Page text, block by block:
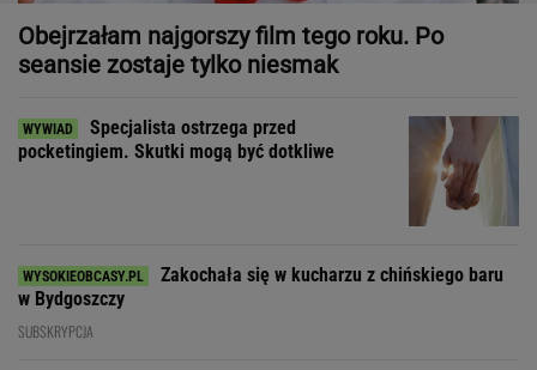
Obejrzałam najgorszy film tego roku. Po
seansie zostaje tylko niesmak
Specjalista ostrzega przed
pocketingiem. Skutki mogą być dotkliwe
Zakochała się w kucharzu z chińskiego baru
w Bydgoszczy
SUBSKRYPCJA